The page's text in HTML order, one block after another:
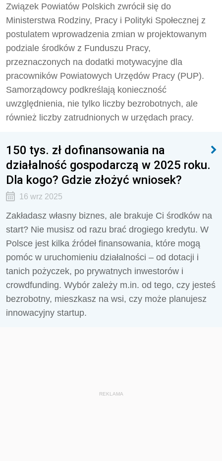
Związek Powiatów Polskich zwrócił się do
Ministerstwa Rodziny, Pracy i Polityki Społecznej z
postulatem wprowadzenia zmian w projektowanym
podziale środków z Funduszu Pracy,
przeznaczonych na dodatki motywacyjne dla
pracowników Powiatowych Urzędów Pracy (PUP).
Samorządowcy podkreślają konieczność
uwzględnienia, nie tylko liczby bezrobotnych, ale
również liczby zatrudnionych w urzędach pracy.
150 tys. zł dofinansowania na
działalność gospodarczą w 2025 roku.
Dla kogo? Gdzie złożyć wniosek?
16 wrz 2025
Zakładasz własny biznes, ale brakuje Ci środków na
start? Nie musisz od razu brać drogiego kredytu. W
Polsce jest kilka źródeł finansowania, które mogą
pomóc w uruchomieniu działalności – od dotacji i
tanich pożyczek, po prywatnych inwestorów i
crowdfunding. Wybór zależy m.in. od tego, czy jesteś
bezrobotny, mieszkasz na wsi, czy może planujesz
innowacyjny startup.
REKLAMA